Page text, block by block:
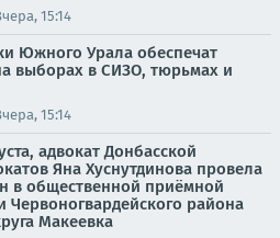
15:14
Южного Урала обеспечат
выборах в СИЗО, тюрьмах и
15:14
адвокат Донбасской
Яна Хуснутдинова провела
в общественной приёмной
Червоногвардейского района
Макеевка